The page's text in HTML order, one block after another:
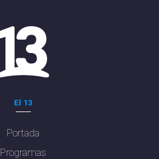
El 13
Portada
Programas